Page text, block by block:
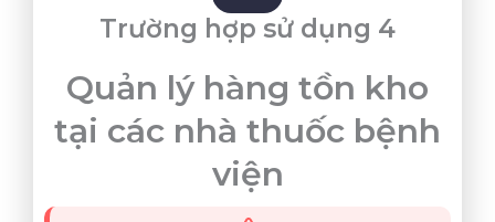
Trường hợp sử dụng 4
Quản lý hàng tồn kho
tại các nhà thuốc bệnh
viện